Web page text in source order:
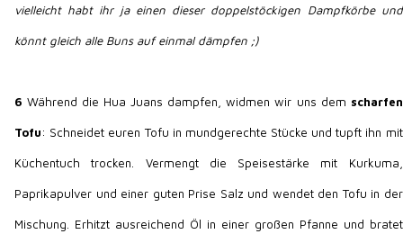
vielleicht habt ihr ja einen dieser doppelstöckigen Dampfkörbe und
könnt gleich alle Buns auf einmal dämpfen ;)
6 Während die Hua Juans dampfen, widmen wir uns dem scharfen
Tofu: Schneidet euren Tofu in mundgerechte Stücke und tupft ihn mit
Küchentuch trocken. Vermengt die Speisestärke mit Kurkuma,
Paprikapulver und einer guten Prise Salz und wendet den Tofu in der
Mischung. Erhitzt ausreichend Öl in einer großen Pfanne und bratet